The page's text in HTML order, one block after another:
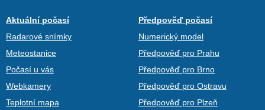
Aktuální počasí
Radarové snímky
Meteostanice
Počasí u vás
Webkamery
Teplotní mapa
Předpověď počasí
Numerický model
Předpověď pro Prahu
Předpověď pro Brno
Předpověď pro Ostravu
Předpověď pro Plzeň